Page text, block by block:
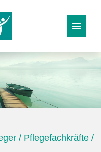
/ Pflegefachkräfte /